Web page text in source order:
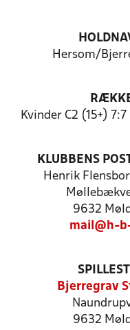
Hersom/
Kvinder C2 (15+)
KLUBBENS
Henrik
9632
mail@h-
Bjerregrav
9632